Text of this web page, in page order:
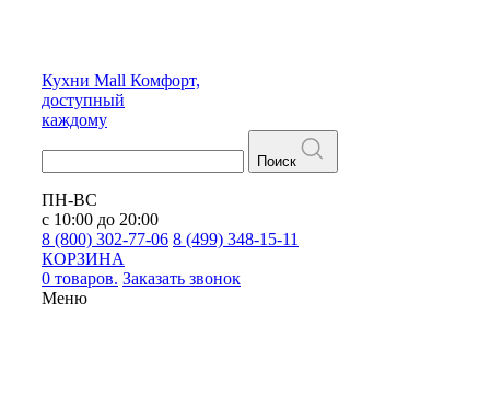
Кухни Mall Комфорт,
доступный
каждому
Поиск
ПН-ВС
с 10:00 до 20:00
8 (800) 302-77-06 8 (499) 348-15-11
КОРЗИНА
0 товаров. Заказать звонок
Меню